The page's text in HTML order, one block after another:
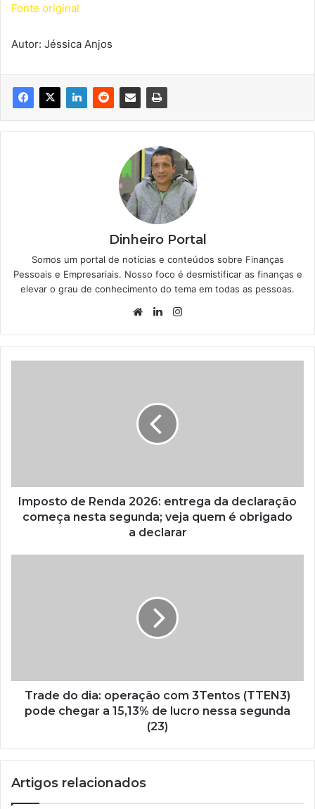
Fonte original
Autor: Jéssica Anjos
Dinheiro Portal
Somos um portal de notícias e conteúdos sobre Finanças
Pessoais e Empresariais. Nosso foco é desmistificar as finanças e
elevar o grau de conhecimento do tema em todas as pessoas.
WebsiteLinkedin
Imposto de Renda 2026: entrega da declaração
começa nesta segunda; veja quem é obrigado
a declarar
Trade do dia: operação com 3Tentos (TTEN3)
pode chegar a 15,13% de lucro nessa segunda
(23)
Artigos relacionados